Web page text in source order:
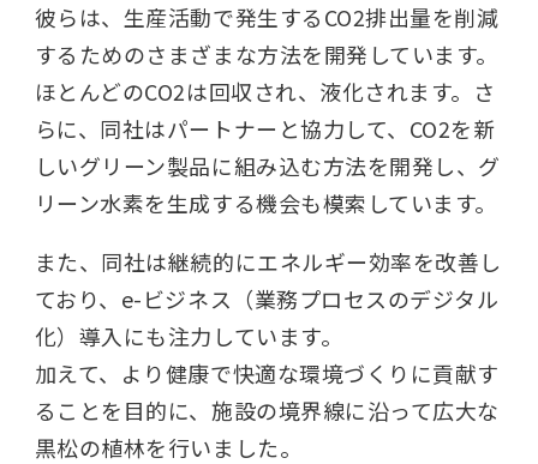
彼らは、生産活動で発生するCO2排出量を削減
するためのさまざまな方法を開発しています。
ほとんどのCO2は回収され、液化されます。さ
らに、同社はパートナーと協力して、CO2を新
しいグリーン製品に組み込む方法を開発し、グ
リーン水素を生成する機会も模索しています。
また、同社は継続的にエネルギー効率を改善し
ており、e-ビジネス（業務プロセスのデジタル
化）導入にも注力しています。
加えて、より健康で快適な環境づくりに貢献す
ることを目的に、施設の境界線に沿って広大な
黒松の植林を行いました。